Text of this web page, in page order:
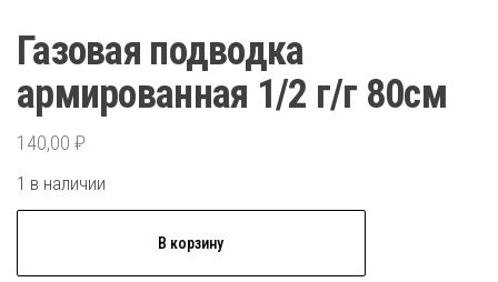
Газовая подводка
армированная 1/2 г/г 80см
140,00 ₽
1 в наличии
В корзину